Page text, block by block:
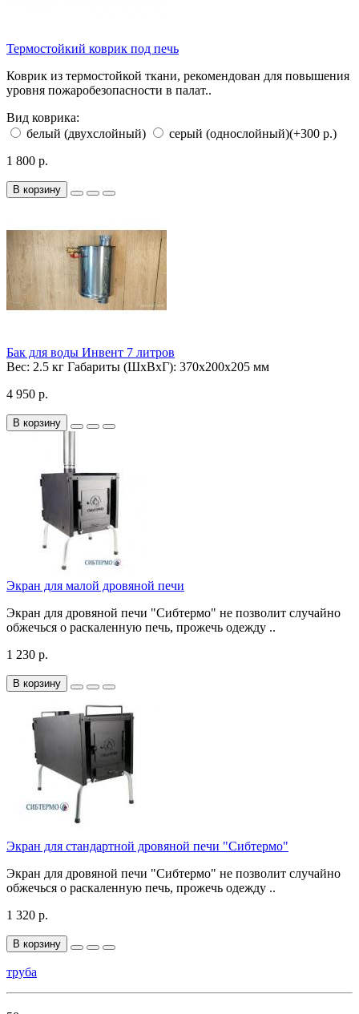
Термостойкий коврик под печь
Коврик из термостойкой ткани, рекомендован для повышения
уровня пожаробезопасности в палат..
Вид коврика:
белый (двухслойный)
серый (однослойный)(+300 р.)
1 800 р.
В корзину
Бак для воды Инвент 7 литров
Вес: 2.5 кг Габариты (ШхВхГ): 370х200х205 мм
4 950 р.
В корзину
Экран для малой дровяной печи
Экран для дровяной печи "Сибтермо" не позволит случайно
обжечься о раскаленную печь, прожечь одежду ..
1 230 р.
В корзину
Экран для стандартной дровяной печи "Сибтермо"
Экран для дровяной печи "Сибтермо" не позволит случайно
обжечься о раскаленную печь, прожечь одежду ..
1 320 р.
В корзину
труба